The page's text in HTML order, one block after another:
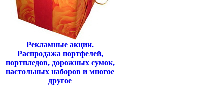
Рекламные акции.
Распродажа портфелей,
портпледов, дорожных сумок,
настольных наборов и многое
другое